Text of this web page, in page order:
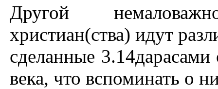
Другой
христиан(ства) идут
сделанные 3.14дарасами
века, что вспоминать о